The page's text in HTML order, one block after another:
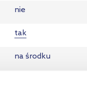
nie
tak
na środku